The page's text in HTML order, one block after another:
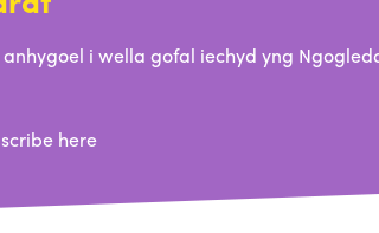
i wella gofal iechyd yng
here